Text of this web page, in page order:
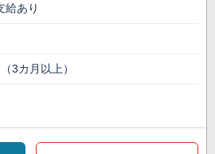
給あり
3カ月以上）